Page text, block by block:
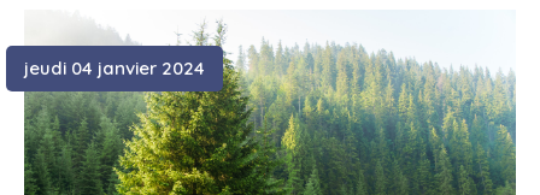
jeudi 04 janvier 2024